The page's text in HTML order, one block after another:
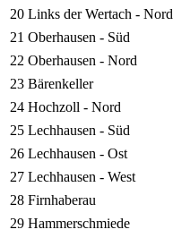
20 Links der Wertach - Nord
21 Oberhausen - Süd
22 Oberhausen - Nord
23 Bärenkeller
24 Hochzoll - Nord
25 Lechhausen - Süd
26 Lechhausen - Ost
27 Lechhausen - West
28 Firnhaberau
29 Hammerschmiede